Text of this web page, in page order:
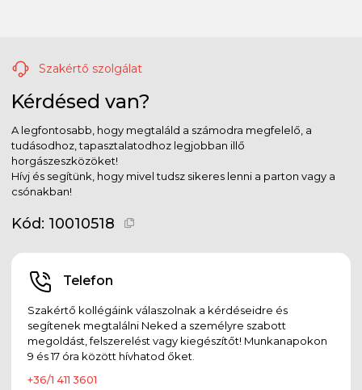
Szakértő szolgálat
Kérdésed van?
A legfontosabb, hogy megtaláld a számodra megfelelő, a
tudásodhoz, tapasztalatodhoz legjobban illő
horgászeszközöket!
Hívj és segítünk, hogy mivel tudsz sikeres lenni a parton vagy a
csónakban!
Kód: 10010518
Telefon
Szakértő kollégáink válaszolnak a kérdéseidre és
segítenek megtalálni Neked a személyre szabott
megoldást, felszerelést vagy kiegészítőt! Munkanapokon
9 és 17 óra között hívhatod őket.
+36/1 411 3601